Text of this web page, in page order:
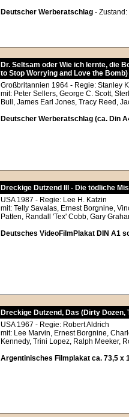
Deutscher Werberatschlag - Zustand:
Dr. Seltsam oder Wie ich lernte, die
to Stop Worrying and Love the Bomb)
Großbritannien 1964 - Regie: Stanley
mit: Peter Sellers, George C. Scott,
Bull, James Earl Jones, Tracy Reed,
Deutscher Werberatschlag (ca. Din
Dreckige Dutzend III - Die tödliche
USA 1987 - Regie: Lee H. Katzin
mit: Telly Savalas, Ernest Borgnine,
Patten, Randall 'Tex' Cobb, Gary
Deutsches VideoFilmPlakat DIN A1
Dreckige Dutzend, Das (Dirty Dozen,
USA 1967 - Regie: Robert Aldrich
mit: Lee Marvin, Ernest Borgnine,
Kennedy, Trini Lopez, Ralph Meeker,
Argentinisches Filmplakat ca. 73,5 x